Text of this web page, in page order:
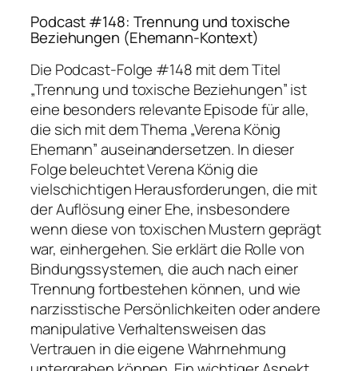
Podcast #148: Trennung und toxische
Beziehungen (Ehemann-Kontext)
Die Podcast-Folge #148 mit dem Titel
„Trennung und toxische Beziehungen” ist
eine besonders relevante Episode für alle,
die sich mit dem Thema „Verena König
Ehemann” auseinandersetzen. In dieser
Folge beleuchtet Verena König die
vielschichtigen Herausforderungen, die mit
der Auflösung einer Ehe, insbesondere
wenn diese von toxischen Mustern geprägt
war, einhergehen. Sie erklärt die Rolle von
Bindungssystemen, die auch nach einer
Trennung fortbestehen können, und wie
narzisstische Persönlichkeiten oder andere
manipulative Verhaltensweisen das
Vertrauen in die eigene Wahrnehmung